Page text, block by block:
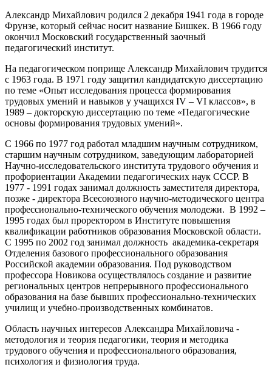
Александр Михайлович родился 2 декабря 1941 года в городе
Фрунзе, который сейчас носит название Бишкек. В 1966 году
окончил Московский государственный заочный
педагогический институт.
На педагогическом поприще Александр Михайлович трудится
с 1963 года. В 1971 году защитил кандидатскую диссертацию
по теме «Опыт исследования процесса формирования
трудовых умений и навыков у учащихся IV – VI классов», в
1989 – докторскую диссертацию по теме «Педагогические
основы формирования трудовых умений».
С 1966 по 1977 год работал младшим научным сотрудником,
старшим научным сотрудником, заведующим лабораторией
Научно-исследовательского института трудового обучения и
профориентации Академии педагогических наук СССР. В
1977 - 1991 годах занимал должность заместителя директора,
позже - директора Всесоюзного научно-методического центра
профессионально-технического обучения молодежи. В 1992 –
1995 годах был проректором в Институте повышения
квалификации работников образования Московской области.
С 1995 по 2002 год занимал должность академика-секретаря
Отделения базового профессионального образования
Российской академии образования. Под руководством
профессора Новикова осуществлялось создание и развитие
региональных центров непрерывного профессионального
образования на базе бывших профессионально-технических
училищ и учебно-производственных комбинатов.
Область научных интересов Александра Михайловича -
методология и теория педагогики, теория и методика
трудового обучения и профессионального образования,
психология и физиология труда.